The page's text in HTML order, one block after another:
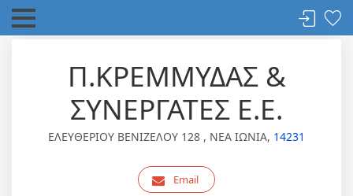
Π.ΚΡΕΜΜΥΔΑΣ &
ΣΥΝΕΡΓΑΤΕΣ Ε.Ε.
ΕΛΕΥΘΕΡΙΟΥ ΒΕΝΙΖΕΛΟΥ 128 , ΝΕΑ ΙΩΝΙΑ, 14231
Email